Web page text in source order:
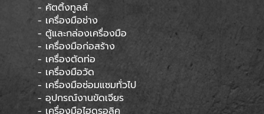
- คัตติ้งทูลส์
- เครื่องมือช่าง
- ตู้และกล่องเครื่องมือ
- เครื่องมือก่อสร้าง
- เครื่องตัดท่อ
- เครื่องมือวัด
- เครื่องมือซ่อมแซมทั่วไป
- อุปกรณ์งานขัดเจียร
- เครื่องมือไฮดรอลิค